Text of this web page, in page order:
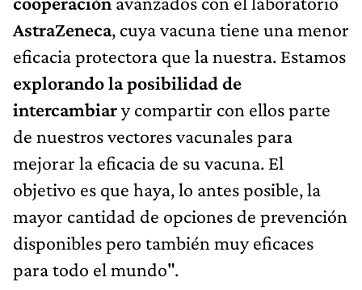
AstraZeneca, cuya vacuna tiene una menor
eficacia protectora que la nuestra. Estamos
explorando la posibilidad de
intercambiary compartir con ellos parte
de nuestros vectores vacunales para
mejorar la eficacia de su vacuna. El
objetivo es que haya, lo antes posible, la
mayor cantidad de opciones de prevención
disponibles pero también muy eficaces
para todo el mundo".